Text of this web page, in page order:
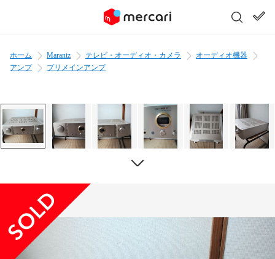
ホーム Marantz テレビ・オーディオ・カメラ
オーディオ機器
アンプ
プリメインアンプ